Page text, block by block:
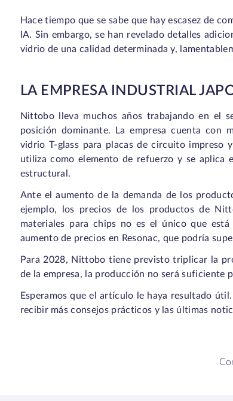
Hace tiempo que se sabe que hay escasez de
IA. Sin embargo, se han revelado detalles
vidrio de una calidad determinada y,
LA EMPRESA INDUSTRIAL
Nittobo lleva muchos años trabajando en el
posición dominante. La empresa cuenta con
vidrio T-glass para placas de circuito impreso
utiliza como elemento de refuerzo y se aplica
estructural.
Ante el aumento de la demanda de los
ejemplo, los precios de los productos de
materiales para chips no es el único que
aumento de precios en Resonac, que podría
Para 2028, Nittobo tiene previsto triplicar la
de la empresa, la producción no será suficiente
Esperamos que el artículo le haya resultado
recibir más consejos prácticos y las últimas